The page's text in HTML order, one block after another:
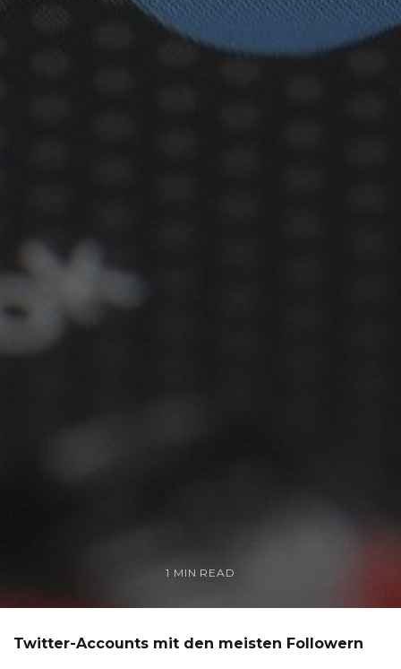
1 MIN READ
Twitter-Accounts mit den meisten Followern